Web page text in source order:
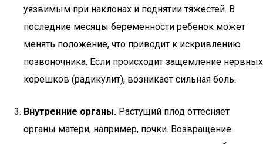
уязвимым при наклонах и поднятии тяжестей. В
последние месяцы беременности ребенок может
менять положение, что приводит к искривлению
позвоночника. Если происходит защемление нервных
корешков (радикулит), возникает сильная боль.
Внутренние органы. Растущий плод оттесняет
органы матери, например, почки. Возвращение